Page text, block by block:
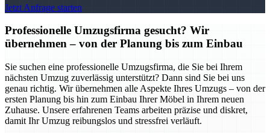
Jetzt Anfrage starten
Professionelle Umzugsfirma gesucht? Wir
übernehmen – von der Planung bis zum Einbau
Sie suchen eine professionelle Umzugsfirma, die Sie bei Ihrem
nächsten Umzug zuverlässig unterstützt? Dann sind Sie bei uns
genau richtig. Wir übernehmen alle Aspekte Ihres Umzugs – von der
ersten Planung bis hin zum Einbau Ihrer Möbel in Ihrem neuen
Zuhause. Unsere erfahrenen Teams arbeiten präzise und diskret,
damit Ihr Umzug reibungslos und stressfrei verläuft.